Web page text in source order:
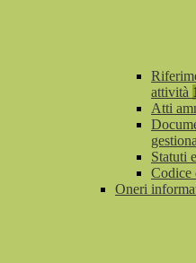
attività 1
Atti
Statuti
Codice
Oneri